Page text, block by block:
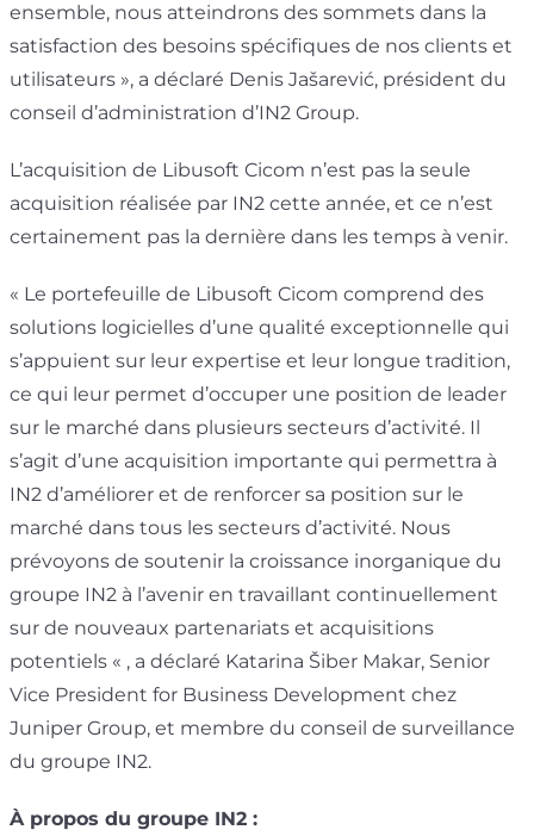
ensemble, nous atteindrons des sommets dans la
satisfaction des besoins spécifiques de nos clients et
utilisateurs », a déclaré Denis Jašarević, président du
conseil d’administration d’IN2 Group.
L’acquisition de Libusoft Cicom n’est pas la seule
acquisition réalisée par IN2 cette année, et ce n’est
certainement pas la dernière dans les temps à venir.
« Le portefeuille de Libusoft Cicom comprend des
solutions logicielles d’une qualité exceptionnelle qui
s’appuient sur leur expertise et leur longue tradition,
ce qui leur permet d’occuper une position de leader
sur le marché dans plusieurs secteurs d’activité. Il
s’agit d’une acquisition importante qui permettra à
IN2 d’améliorer et de renforcer sa position sur le
marché dans tous les secteurs d’activité. Nous
prévoyons de soutenir la croissance inorganique du
groupe IN2 à l’avenir en travaillant continuellement
sur de nouveaux partenariats et acquisitions
potentiels « , a déclaré Katarina Šiber Makar, Senior
Vice President for Business Development chez
Juniper Group, et membre du conseil de surveillance
du groupe IN2.
À propos du groupe IN2 :